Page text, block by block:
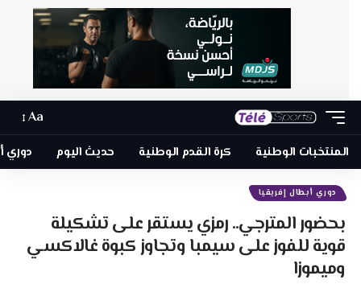
Aa
المنتخبات الوطنية كرة القدم الوطنية حديث اليوم دوري
دوري أبطال إفريقيا
بحضور المترجي.. رمزي يستقر على تشكيلة
قوية للفوز على سيمبا وتجاوز كبوة غالاكسي
وميموزا